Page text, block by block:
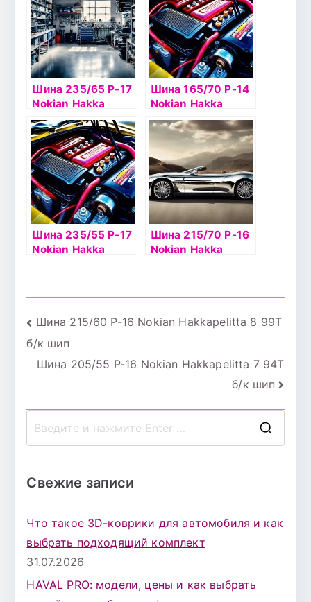
Шина 235/65 Р-17
Nokian Hakka
Blue2 SUV 108H б/
к
Шина 165/70 Р-14
Nokian Hakka
Green2 81T б/к
Шина 235/55 Р-17
Nokian Hakka
Шина 215/70 Р-16
Nokian Hakka
Навигация
по
Шина 215/60 Р-16 Nokian Hakkapelitta 8 99T
б/к шип
Шина 205/55 Р-16 Nokian Hakkapelitta 7 94T
б/к шип
Свежие записи
Что такое 3D-коврики для автомобиля и как
выбрать подходящий комплект
31.07.2026
HAVAL PRO: модели, цены и как выбрать